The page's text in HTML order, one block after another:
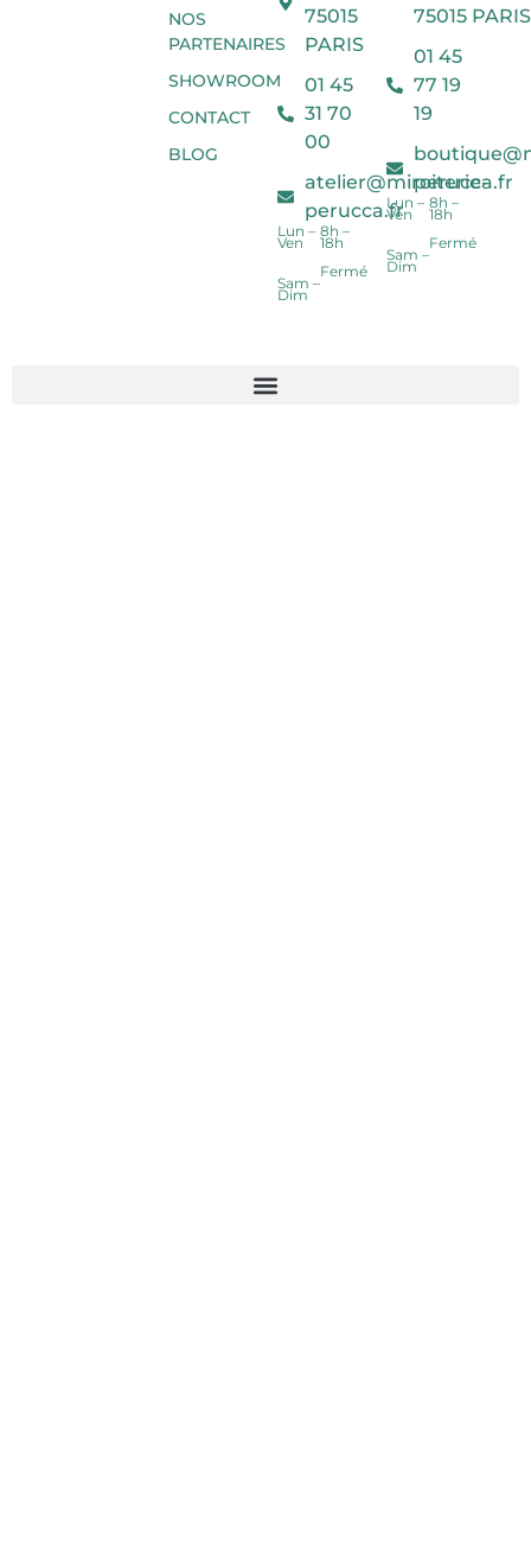
NOS
PARTENAIRES
SHOWROOM
CONTACT
BLOG
75015
PARIS
01 45
31 70
00
atelier@miroiterie-
perucca.fr
Lun –
Ven
Sam –
Dim
8h –
18h
Fermé
75015 PARIS
01 45
77 19
19
perucca.fr
Lun –
Ven
Sam –
Dim
8h –
18h
Fermé